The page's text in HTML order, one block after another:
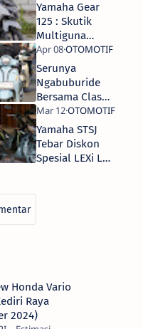
Yamaha Gear
125 : Skutik
Multiguna
untuk Generasi
Muda yang Aktif
Serunya
Ngabuburide
Bersama Classy
Yamaha di
Surabaya
Yamaha STSJ
Tebar Diskon
Spesial LEXi LX
Honda Vario
Raya
2024)